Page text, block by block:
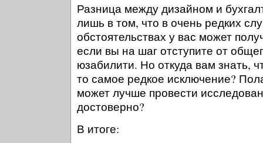
Разница между дизайном и
лишь в том, что в очень редких
обстоятельствах у вас может
если вы на шаг отступите от
юзабилити. Но откуда вам знать,
то самое редкое исключение?
может лучше провести
достоверно?
В итоге: